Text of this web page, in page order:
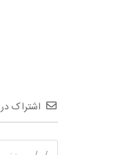
اشتراک در